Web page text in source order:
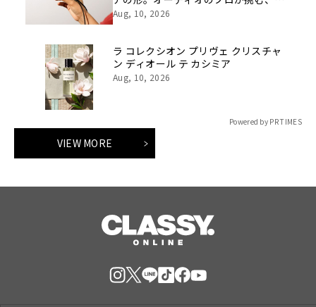
期的なスクリーン操作対応次世代スマ
Aug, 10, 2026
ラ コレクシオン プリヴェ クリスチャ
ン ディオール テ カシミア
Aug, 10, 2026
Powered by PR TIMES
VIEW MORE